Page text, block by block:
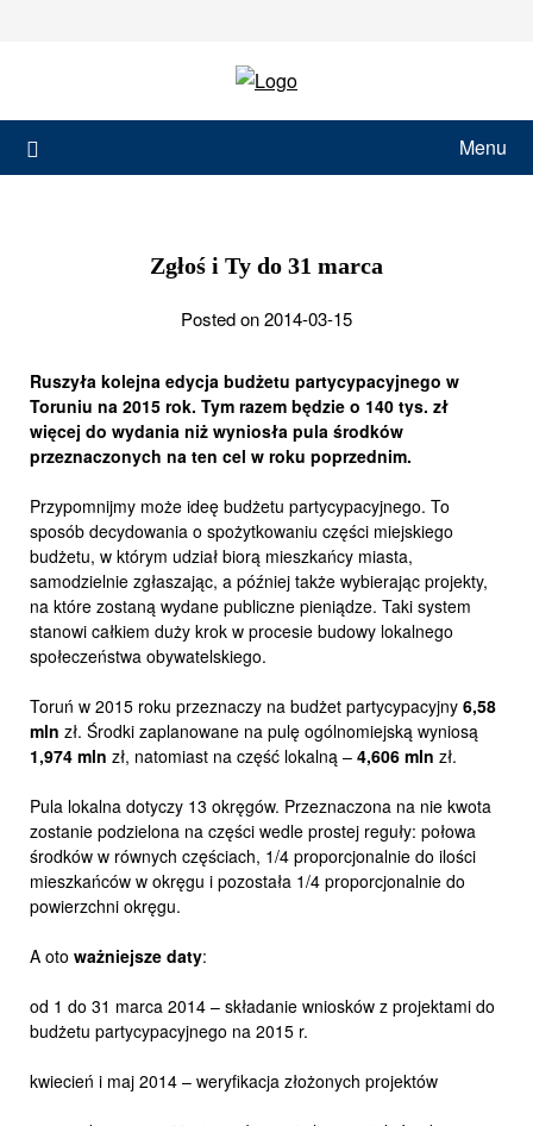
Menu
Zgłoś i Ty do 31 marca
Posted on 2014-03-15
Ruszyła kolejna edycja budżetu partycypacyjnego w
Toruniu na 2015 rok. Tym razem będzie o 140 tys. zł
więcej do wydania niż wyniosła pula środków
przeznaczonych na ten cel w roku poprzednim.
Przypomnijmy może ideę budżetu partycypacyjnego. To
sposób decydowania o spożytkowaniu części miejskiego
budżetu, w którym udział biorą mieszkańcy miasta,
samodzielnie zgłaszając, a później także wybierając projekty,
na które zostaną wydane publiczne pieniądze. Taki system
stanowi całkiem duży krok w procesie budowy lokalnego
społeczeństwa obywatelskiego.
Toruń w 2015 roku przeznaczy na budżet partycypacyjny 6,58
mln zł. Środki zaplanowane na pulę ogólnomiejską wyniosą
1,974 mln zł, natomiast na część lokalną – 4,606 mln zł.
Pula lokalna dotyczy 13 okręgów. Przeznaczona na nie kwota
zostanie podzielona na części wedle prostej reguły: połowa
środków w równych częściach, 1/4 proporcjonalnie do ilości
mieszkańców w okręgu i pozostała 1/4 proporcjonalnie do
powierzchni okręgu.
A oto ważniejsze daty:
od 1 do 31 marca 2014 – składanie wniosków z projektami do
budżetu partycypacyjnego na 2015 r.
kwiecień i maj 2014 – weryfikacja złożonych projektów